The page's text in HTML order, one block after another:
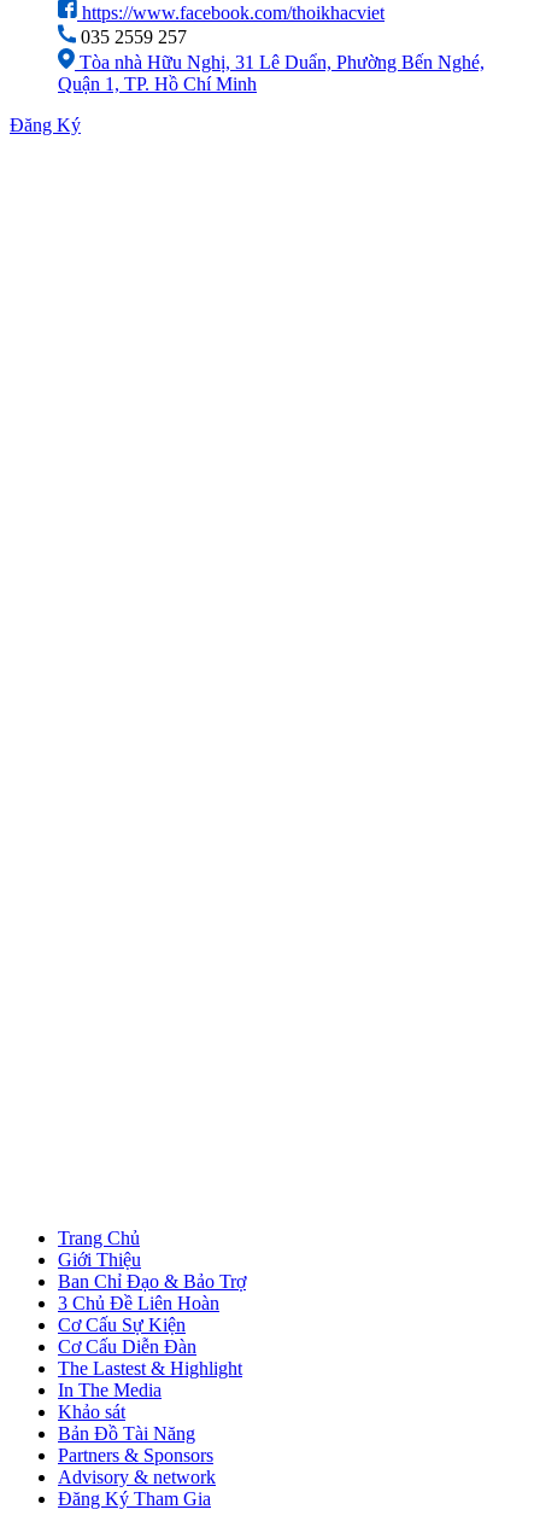
https://www.facebook.com/thoikhacviet
035 2559 257
Tòa nhà Hữu Nghị, 31 Lê Duẩn, Phường Bến Nghé,
Quận 1, TP. Hồ Chí Minh
Đăng Ký
Trang Chủ
Giới Thiệu
Ban Chỉ Đạo & Bảo Trợ
3 Chủ Đề Liên Hoàn
Cơ Cấu Sự Kiện
Cơ Cấu Diễn Đàn
The Lastest & Highlight
In The Media
Khảo sát
Bản Đồ Tài Năng
Partners & Sponsors
Advisory & network
Đăng Ký Tham Gia